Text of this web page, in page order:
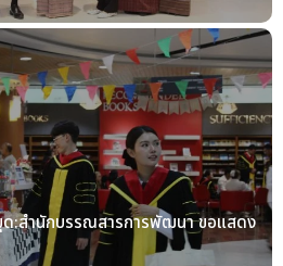
ด:สำนักบรรณสารการพัฒนา ขอแสดง